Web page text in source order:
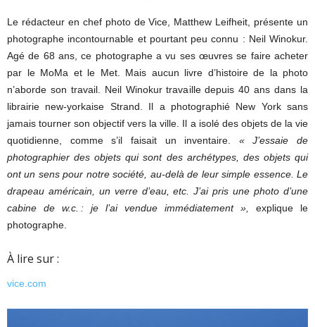
Le rédacteur en chef photo de Vice, Matthew Leifheit, présente un
photographe incontournable et pourtant peu connu : Neil Winokur.
Agé de 68 ans, ce photographe a vu ses œuvres se faire acheter
par le MoMa et le Met. Mais aucun livre d’histoire de la photo
n’aborde son travail. Neil Winokur travaille depuis 40 ans dans la
librairie new-yorkaise Strand. Il a photographié New York sans
jamais tourner son objectif vers la ville. Il a isolé des objets de la vie
quotidienne, comme s’il faisait un inventaire. « J’essaie de
photographier des objets qui sont des archétypes, des objets qui
ont un sens pour notre société, au-delà de leur simple essence. Le
drapeau américain, un verre d’eau, etc. J’ai pris une photo d’une
cabine de w.c. : je l’ai vendue immédiatement »,
explique le
photographe.
À lire sur :
vice.com